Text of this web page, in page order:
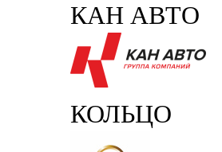
КАН АВТО
КОЛЬЦО